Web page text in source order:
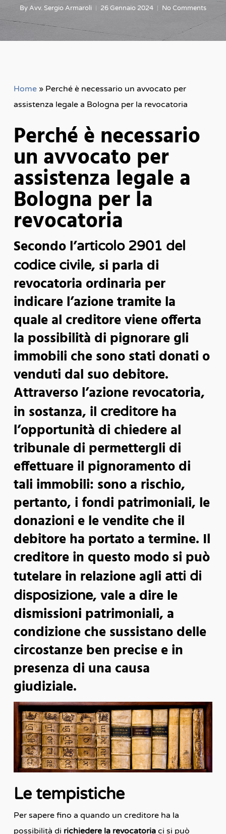
ByAvv. Sergio Armaroli 26 Gennaio 2024 No Comments
Home» Perché è necessario un avvocato per
assistenza legale a Bologna per la revocatoria
Perché è necessario
un avvocato per
assistenza legale a
Bologna per la
revocatoria
Secondo l’articolo 2901 del
codice civile, si parla di
revocatoria ordinaria per
indicare l’azione tramite la
quale al creditore viene offerta
la possibilità di pignorare gli
immobili che sono stati donati o
venduti dal suo debitore.
Attraverso l’azione revocatoria,
in sostanza, il creditoreha
l’opportunità di chiedere al
tribunale di permettergli di
effettuare il pignoramento di
tali immobili: sono a rischio,
pertanto, i fondi patrimoniali, le
donazioni e le vendite che il
debitore ha portato a termine. Il
creditore in questo modo si può
tutelare in relazione agli atti di
disposizione, vale a dire le
dismissioni patrimoniali, a
condizione che sussistano delle
circostanze ben precise e in
presenza di una causa
giudiziale.
Le tempistiche
Per sapere fino a quando un creditore ha la
possibilità di richiedere la revocatoriaci si può